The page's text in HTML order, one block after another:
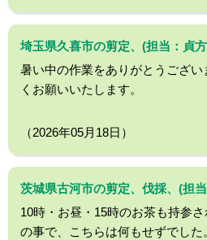
埼玉県久喜市の剪定、(担当：貞
暑い中の作業をありがとうござい
くお願いいたします。
（2026年05月18日）
茨城県古河市の剪定、伐採、(担
10時・お昼・15時のお茶も持参
の事で、こちらは何もせずでした